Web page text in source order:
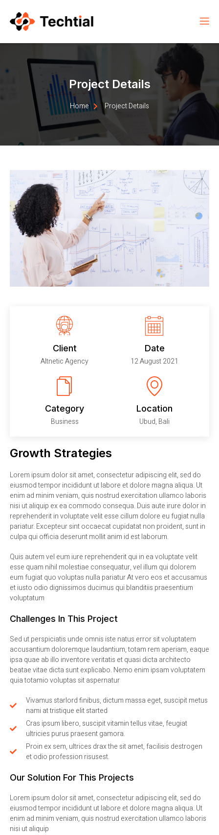
Project Details
Home Project Details
Client
Altnetic Agency
Date
12 August 2021
Category
Business
Location
Ubud, Bali
Growth Strategies
Lorem ipsum dolor sit amet, consectetur adipiscing elit, sed do
eiusmod tempor incididunt ut labore et dolore magna aliqua. Ut
enim ad minim veniam, quis nostrud exercitation ullamco laboris
nisi ut aliquip ex ea commodo consequa. Duis aute irure dolor in
reprehenderit in voluptate velit esse cillum dolore eu fugiat nulla
pariatur. Excepteur sint occaecat cupidatat non proident, sunt in
culpa qui officia deserunt mollit anim id est laborum.
Quis autem vel eum iure reprehenderit qui in ea voluptate velit
esse quam nihil molestiae consequatur, vel illum qui dolorem
eum fugiat quo voluptas nulla pariatur At vero eos et accusamus
et iusto odio dignissimos ducimus qui blanditiis praesentium
voluptatum
Challenges In This Project
Sed ut perspiciatis unde omnis iste natus error sit voluptatem
accusantium doloremque laudantium, totam rem aperiam, eaque
ipsa quae ab illo inventore veritatis et quasi dicta architecto
beatae vitae dicta sunt explicabo. Nemo enim ipsam voluptatem
quia totamio voluptas sit aspernatur
Vivamus starlord finibus, dictum massa eget, suscipit metus
nami at tristique elit started
Cras ipsum libero, suscipit vitamin tellus vitae, feugiat
ultricies purus praesent gamora.
Proin ex sem, ultrices drax the sit amet, facilisis destrogen
et odio profession risusest.
Our Solution For This Projects
Lorem ipsum dolor sit amet, consectetur adipiscing elit, sed do
eiusmod tempor incididunt ut labore et dolore magna aliqua. Ut
enim ad minim veniam, quis nostrud exercitation ullamco laboris
nisi ut aliquip